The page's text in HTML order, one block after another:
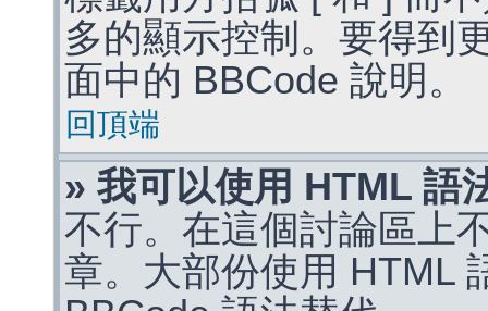
多的顯示控制。要得到
面中的 BBCode 說明。
回頂端
» 我可以使用 HTML 語
不行。在這個討論區上
章。大部份使用 HTML